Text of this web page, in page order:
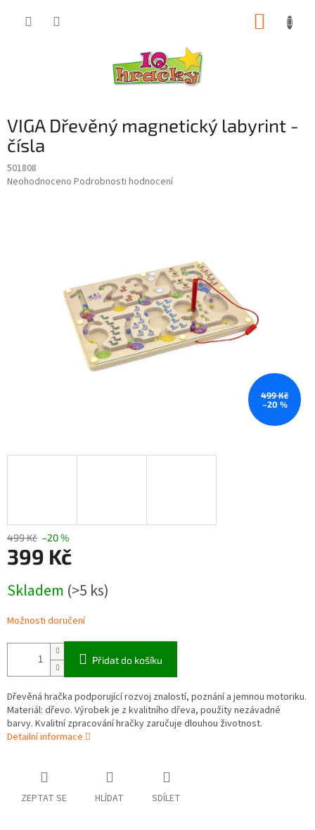
VIGA Dřevěný magnetický labyrint -
čísla
501808
Průměrné
Neohodnoceno Podrobnosti hodnocení
499 Kč
–20 %
499 Kč –20 %
399 Kč
cena:
Skladem (>5 ks)
Možnosti doručení
Přidat do košíku
Dřevěná hračka podporující rozvoj znalostí, poznání a jemnou motoriku.
Materiál: dřevo. Výrobek je z kvalitního dřeva, použity nezávadné
barvy. Kvalitní zpracování hračky zaručuje dlouhou životnost.
Detailní informace
ZEPTAT SE HLÍDAT SDÍLET